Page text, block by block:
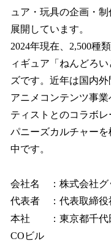
ュア・玩具の企画・
展開しています。
2024年現在、2,500種
ィギュア「ねんどろ
ズです。近年は国内
アニメコンテンツ事
ティストとのコラボ
パニーズカルチャー
中です。
会社名 ：株式会社グ
代表者 ：代表取締
本社 ：東京都千代田
COビル